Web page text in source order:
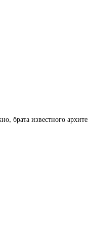
брата известного